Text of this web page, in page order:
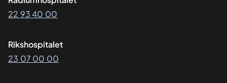
22 93 40 00
Rikshospitalet
23 07 00 00